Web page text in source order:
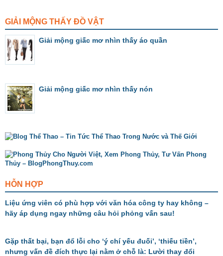
GIẢI MỘNG THẤY ĐỒ VẬT
Giải mộng giấc mơ nhìn thấy áo quần
Giải mộng giấc mơ nhìn thấy nón
HỖN HỢP
Liệu ứng viên có phù hợp với văn hóa công ty hay không –
hãy áp dụng ngay những câu hỏi phỏng vấn sau!
Gặp thất bại, bạn đổ lỗi cho ‘ý chí yếu đuối’, ‘thiếu tiền’,
nhưng vấn đề đích thực lại nằm ở chỗ là: Lười thay đổi